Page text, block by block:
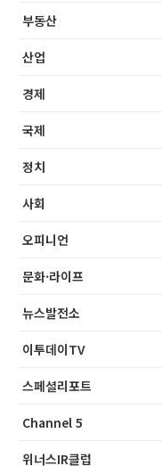
부동산
산업
경제
국제
정치
사회
오피니언
문화·라이프
뉴스발전소
이투데이TV
스페셜리포트
Channel 5
위너스IR클럽